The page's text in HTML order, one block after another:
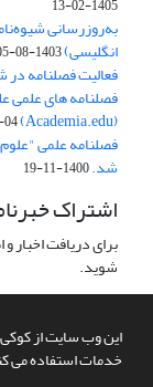
این وب سایت از کوکی
خدمات استفاده می
1405-02-13
به‌روزرسانی
انگلیسی)1403-08-05
فعالیت فصلنامه در
فصلنامه های علمی
(Academia.edu)
شد.1400-11-19
اشتراک
برای دریافت اخبار
شوید.